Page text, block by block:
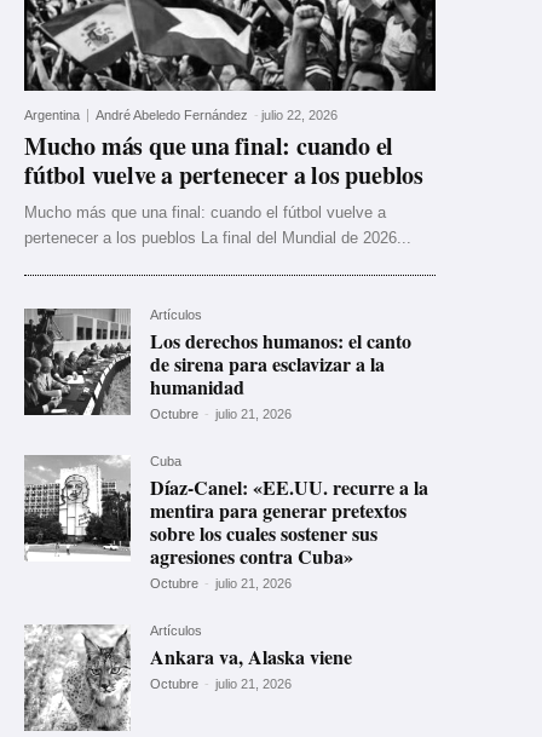
Argentina André Abeledo Fernández - julio 22, 2026
Mucho más que una final: cuando el
fútbol vuelve a pertenecer a los pueblos
Mucho más que una final: cuando el fútbol vuelve a
pertenecer a los pueblos La final del Mundial de 2026...
Artículos
Los derechos humanos: el canto
de sirena para esclavizar a la
humanidad
Octubre - julio 21, 2026
Cuba
Díaz-Canel: «EE.UU. recurre a la
mentira para generar pretextos
sobre los cuales sostener sus
agresiones contra Cuba»
Octubre - julio 21, 2026
Artículos
Ankara va, Alaska viene
Octubre - julio 21, 2026